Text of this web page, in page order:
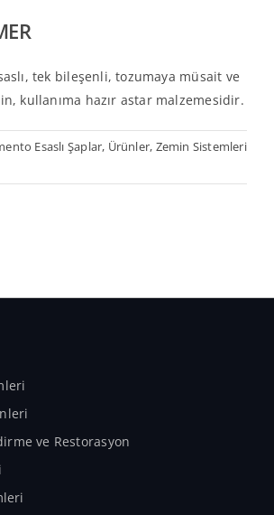
tek bileşenli, tozumaya müsait ve
kullanıma hazır astar malzemesidir.
Esaslı Şaplar, Ürünler, Zemin Sistemleri
ve Restorasyon